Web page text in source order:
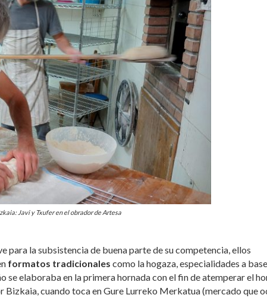
Javi y Txufer en el obrador de Artesa
para la subsistencia de buena parte de su competencia, ellos
formatos tradicionales como la hogaza, especialidades a
se elaboraba en la primera hornada con el fin de atemperar el
Bizkaia, cuando toca en Gure Lurreko Merkatua (mercado que